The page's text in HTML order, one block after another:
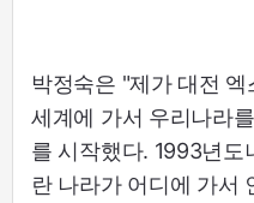
박정숙은 "제가 대전
세계에 가서 우리나라
를 시작했다. 1993년도
란 나라가 어디에 가서